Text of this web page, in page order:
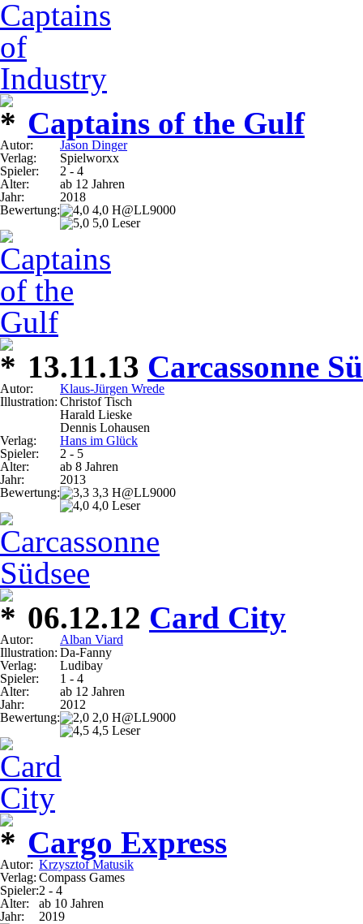
Captains of the Gulf
Autor:
Jason Dinger
Verlag:
Spielworxx
Spieler:
2 - 4
Alter:
ab 12 Jahren
Jahr:
2018
Bewertung:
4,0 H@LL9000
5,0 Leser
13.11.13 Carcassonne
Autor:
Klaus-Jürgen Wrede
Illustration: Christof Tisch
Harald Lieske
Dennis Lohausen
Verlag:
Hans im Glück
Spieler:
2 - 5
Alter:
ab 8 Jahren
Jahr:
2013
Bewertung:
3,3 H@LL9000
4,0 Leser
06.12.12 Card City
Autor:
Alban Viard
Illustration: Da-Fanny
Verlag:
Ludibay
Spieler:
1 - 4
Alter:
ab 12 Jahren
Jahr:
2012
Bewertung:
2,0 H@LL9000
4,5 Leser
Cargo Express
Autor: Krzysztof Matusik
Verlag: Compass Games
Spieler:2 - 4
Alter:
ab 10 Jahren
Jahr:
2019